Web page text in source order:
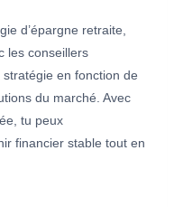
d’épargne retraite,
les conseillers
en fonction de
du marché. Avec
tu peux
financier stable tout en